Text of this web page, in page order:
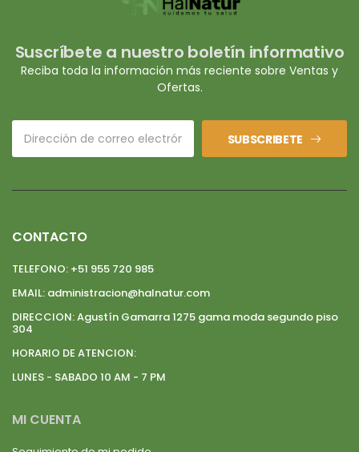
Suscríbete a nuestro boletín informativo
Reciba toda la información más reciente sobre Ventas y
Ofertas.
SUBSCRIBETE
CONTACTO
TELEFONO: +51 955 720 985
EMAIL: administracion@halnatur.com
DIRECCION:Agustín Gamarra 1275 gama moda segundo piso
304
HORARIO DE ATENCION:
LUNES - SABADO 10 AM - 7 PM
MI CUENTA